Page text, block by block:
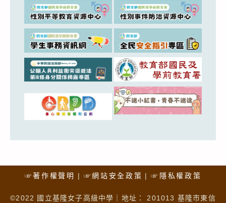
☞著作權聲明 ☞網站安全政策 ☞隱私權政策
©2022 國立基隆女子高級中學｜地址： 201013 基隆市東信